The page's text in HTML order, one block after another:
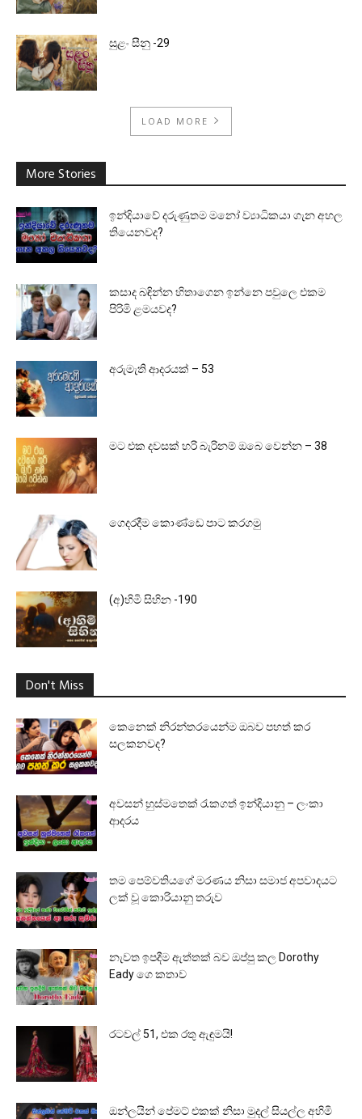
සුළං සීනු -29
LOAD MORE
More Stories
ඉන්දියාවේ දරුණුතම මනෝ ව්‍යාධිකයා ගැන අහල
තියෙනවද?
කසාද බඳින්න හිතාගෙන ඉන්නෙ පවුලෙ එකම
පිරිමි ළමයවද?
අරුමැති ආදරයක් – 53
මට එක දවසක් හරි බැරිනම් ඔබෙ වෙන්න – 38
ගෙදරදීම කොණ්ඩෙ පාට කරගමු
(අ)හිමි සිහින -190
Don't Miss
කෙනෙක් නිරන්තරයෙන්ම ඔබව පහත් කර
සලකනවද?
අවසන් හුස්මතෙක් රැකගත් ඉන්දියානු – ලංකා
ආදරය
තම පෙම්වතියගේ මරණය නිසා සමාජ අපවාදයට
ලක් වූ කොරියානු තරුව
නැවත ඉපදීම ඇත්තක් බව ඔප්පු කල Dorothy
Eady ගෙ කතාව
රටවල් 51, එක රතු ඇඳුමයි!
ඔන්ලයින් පේමට් එකක් නිසා මුදල් සියල්ල අහිමි